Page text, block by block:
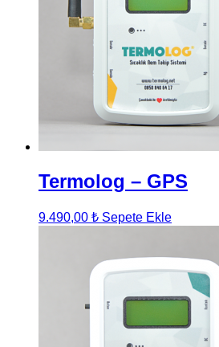
Termolog – GPS
9.490,00 ₺ Sepete Ekle